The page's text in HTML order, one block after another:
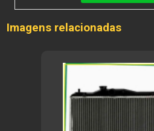
Imagens relacionadas